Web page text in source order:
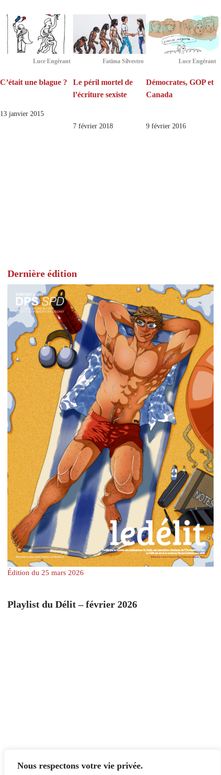
Nous respectons votre vie privée.
Luce Engérant
C’était une blague ?
13 janvier 2015
Fatima Silvestro
Le péril mortel de
l’écriture sexiste
7 février 2018
Luce Engérant
Démocrates, GOP et
Canada
9 février 2016
Dernière édition
Édition du 25 mars 2026
Playlist du Délit – février 2026